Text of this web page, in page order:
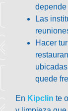
Las
Hacer
quede
En Kipclin te